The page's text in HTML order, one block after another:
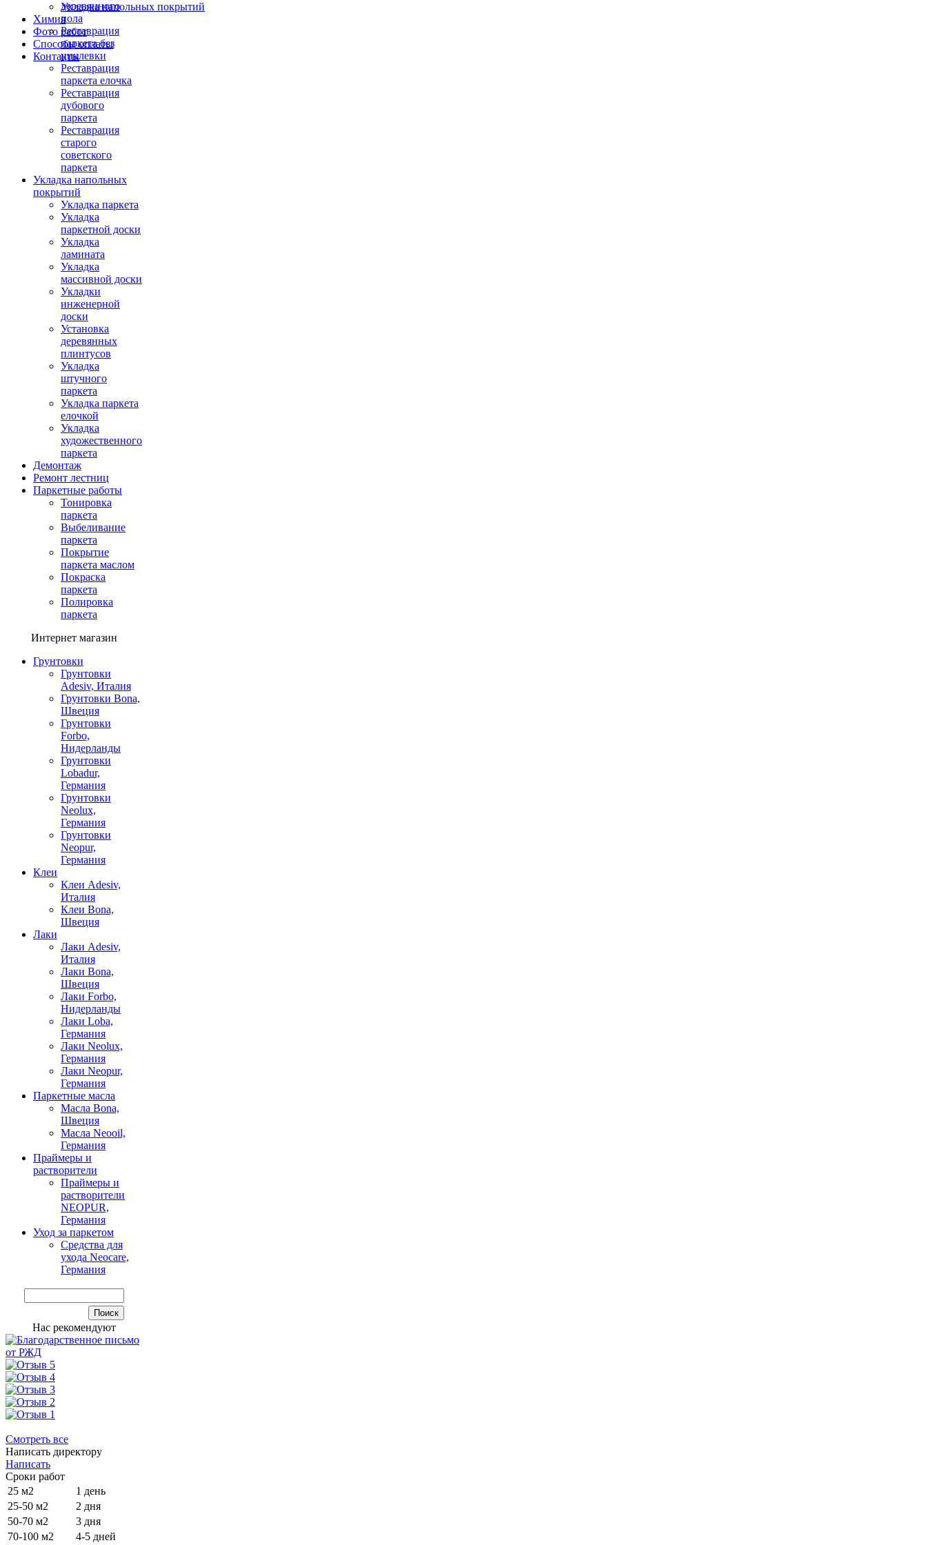
Укладка напольных покрытий
Химия
Фото работ
Способы оплаты
Контакты
деревянного
пола
Реставрация
паркета без
циклевки
Реставрация
паркета елочка
Реставрация
дубового
паркета
Реставрация
старого
советского
паркета
Укладка напольных
покрытий
Укладка паркета
Укладка
паркетной доски
Укладка
ламината
Укладка
массивной доски
Укладки
инженерной
доски
Установка
деревянных
плинтусов
Укладка
штучного
паркета
Укладка паркета
елочкой
Укладка
художественного
паркета
Демонтаж
Ремонт лестниц
Паркетные работы
Тонировка
паркета
Выбеливание
паркета
Покрытие
паркета маслом
Покраска
паркета
Полировка
паркета
Интернет магазин
Грунтовки
Грунтовки
Adesiv, Италия
Грунтовки Bona,
Швеция
Грунтовки
Forbo,
Нидерланды
Грунтовки
Lobadur,
Германия
Грунтовки
Neolux,
Германия
Грунтовки
Neopur,
Германия
Клеи
Клеи Adesiv,
Италия
Клеи Bona,
Швеция
Лаки
Лаки Adesiv,
Италия
Лаки Bona,
Швеция
Лаки Forbo,
Нидерланды
Лаки Loba,
Германия
Лаки Neolux,
Германия
Лаки Neopur,
Германия
Паркетные масла
Масла Bona,
Швеция
Масла Neooil,
Германия
Праймеры и
растворители
Праймеры и
растворители
NEOPUR,
Германия
Уход за паркетом
Средства для
ухода Neocare,
Германия
Нас рекомендуют
Смотреть все
Написать директору
Написать
Сроки работ
25 м2
1 день
25-50 м2
2 дня
50-70 м2
3 дня
70-100 м2
4-5 дней